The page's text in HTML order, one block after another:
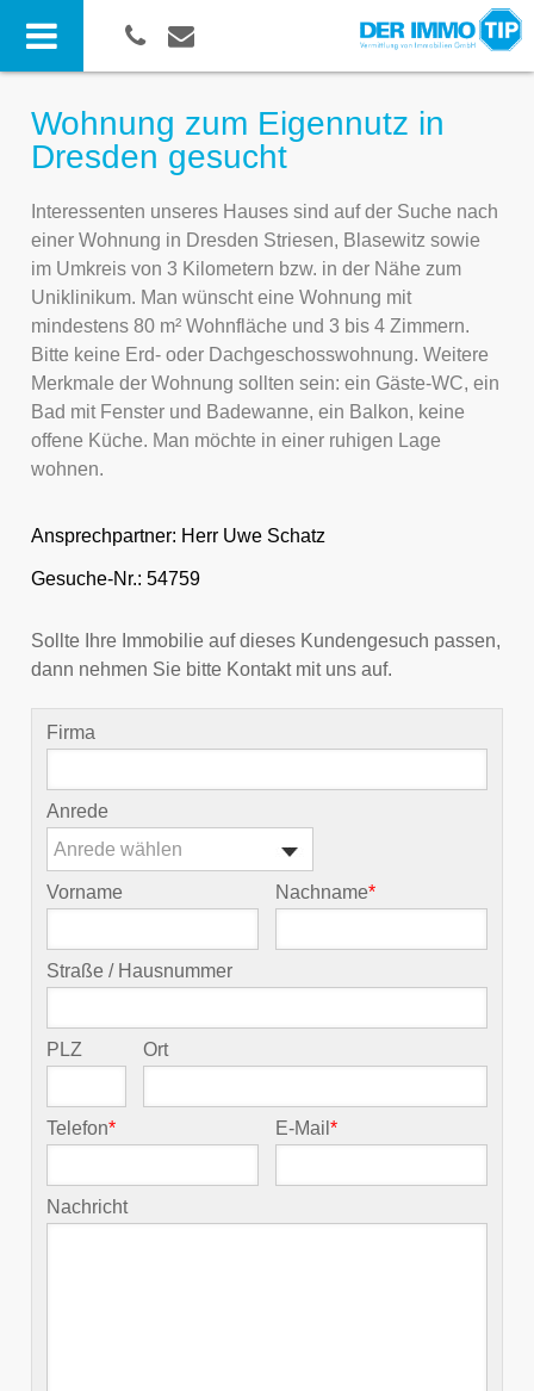
Wohnung zum Eigennutz in
Dresden gesucht
Interessenten unseres Hauses sind auf der Suche nach
einer Wohnung in Dresden Striesen, Blasewitz sowie
im Umkreis von 3 Kilometern bzw. in der Nähe zum
Uniklinikum. Man wünscht eine Wohnung mit
mindestens 80 m² Wohnfläche und 3 bis 4 Zimmern.
Bitte keine Erd- oder Dachgeschosswohnung. Weitere
Merkmale der Wohnung sollten sein: ein Gäste-WC, ein
Bad mit Fenster und Badewanne, ein Balkon, keine
offene Küche. Man möchte in einer ruhigen Lage
wohnen.
Ansprechpartner: Herr Uwe Schatz
Gesuche-Nr.: 54759
Sollte Ihre Immobilie auf dieses Kundengesuch passen,
dann nehmen Sie bitte Kontakt mit uns auf.
Firma
Anrede
Anrede wählen
Vorname Nachname*
Straße / Hausnummer
PLZ Ort
Telefon* E-Mail*
Nachricht